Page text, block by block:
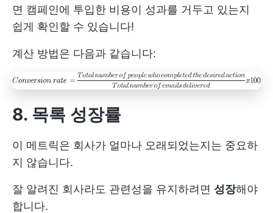
면 캠페인에 투입한 비용이 성과를 거두고 있는지
쉽게 확인할 수 있습니다!
계산 방법은 다음과 같습니다:
8. 목록 성장률
이 메트릭은 회사가 얼마나 오래되었는지는 중요하
지 않습니다.
잘 알려진 회사라도 관련성을 유지하려면 성장해야
합니다.